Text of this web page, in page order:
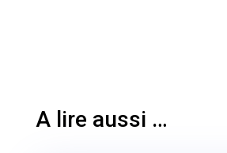
A lire aussi …